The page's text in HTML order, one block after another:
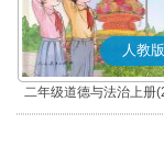
人教版
二年级道德与法治上册
秋版)(部编版)